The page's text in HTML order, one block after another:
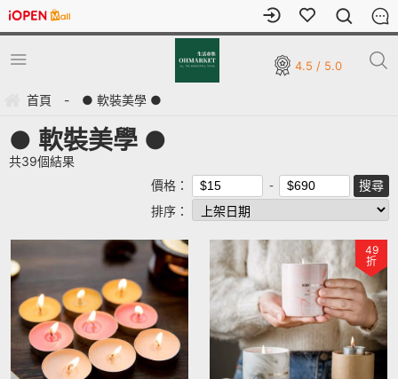
4.5 / 5.0
首頁 - ● 軟裝美學 ●
● 軟裝美學 ●
共39個結果
價格：
排序：
49
折